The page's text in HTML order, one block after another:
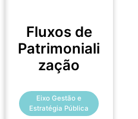
Fluxos de
Patrimoniali
zação
Eixo Gestão e
Estratégia Pública